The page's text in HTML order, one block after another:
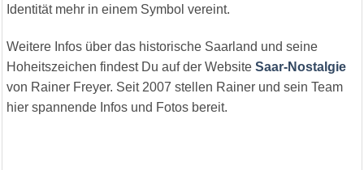
Identität mehr in einem Symbol vereint.
Weitere Infos über das historische Saarland und seine
Hoheitszeichen findest Du auf der Website Saar-Nostalgie
von Rainer Freyer. Seit 2007 stellen Rainer und sein Team
hier spannende Infos und Fotos bereit.